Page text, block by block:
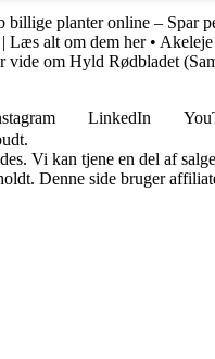
billige planter online – Spar
Læs alt om dem her•
vide om Hyld Rødbladet
LinkedIn
Vi kan tjene en del af
Denne side bruger